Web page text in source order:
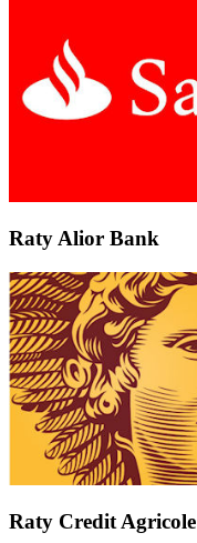
Raty Alior Bank
Raty Credit Agricole